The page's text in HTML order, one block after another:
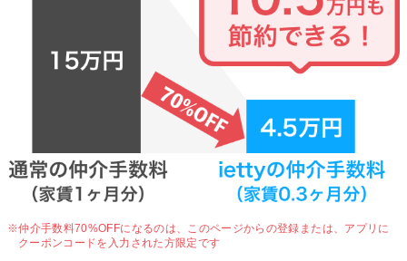
※仲介手数料70%OFFになるのは、 このページからの登録または、アプリに
クーポンコードを入力された方限定です